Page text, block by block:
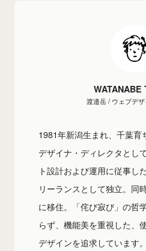
WATANABE
渡邉岳 / ウェブデ
1981年新潟生まれ、千葉
デザイナ・ディレクタとし
ト設計および運用に従事し
リーランスとして独立。同
に移住。「侘び寂び」の哲
らず、機能美を重視した、
デザインを追求しています